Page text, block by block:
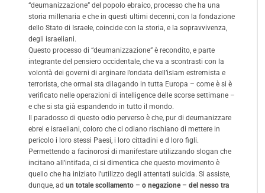
“deumanizzazione” del popolo ebraico, processo che ha una
storia millenaria e che in questi ultimi decenni, con la fondazione
dello Stato di Israele, coincide con la storia, e la sopravvivenza,
degli israeliani.
Questo processo di “deumanizzazione” è recondito, e parte
integrante del pensiero occidentale, che va a scontrasti con la
volontà dei governi di arginare l’ondata dell’islam estremista e
terrorista, che ormai sta dilagando in tutta Europa – come è si è
verificato nelle operazioni di intelligence delle scorse settimane –
e che si sta già espandendo in tutto il mondo.
Il paradosso di questo odio perverso è che, pur di deumanizzare
ebrei e israeliani, coloro che ci odiano rischiano di mettere in
pericolo i loro stessi Paesi, i loro cittadini e d loro figli.
Permettendo a facinorosi di manifestare utilizzando slogan che
incitano all’intifada, ci si dimentica che questo movimento è
quello che ha iniziato l’utilizzo degli attentati suicida. Si assiste,
dunque, ad un totale scollamento – o negazione – del nesso tra